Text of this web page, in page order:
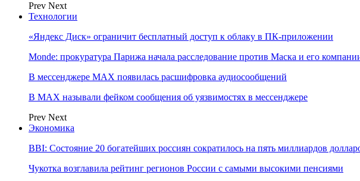
Prev Next
Технологии
«Яндекс Диск» ограничит бесплатный доступ к облаку в ПК-приложении
Monde: прокуратура Парижа начала расследование против Маска и его
В мессенджере MAX появилась расшифровка аудиосообщений
В МAX называли фейком сообщения об уязвимостях в мессенджере
Prev Next
Экономика
BBI: Состояние 20 богатейших россиян сократилось на пять миллиардов
Чукотка возглавила рейтинг регионов России с самыми высокими пенсиями